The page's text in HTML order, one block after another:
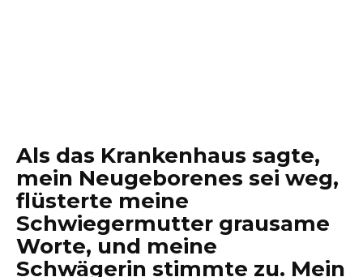
Als das Krankenhaus sagte,
mein Neugeborenes sei weg,
flüsterte meine
Schwiegermutter grausame
Worte, und meine
Schwägerin stimmte zu. Mein